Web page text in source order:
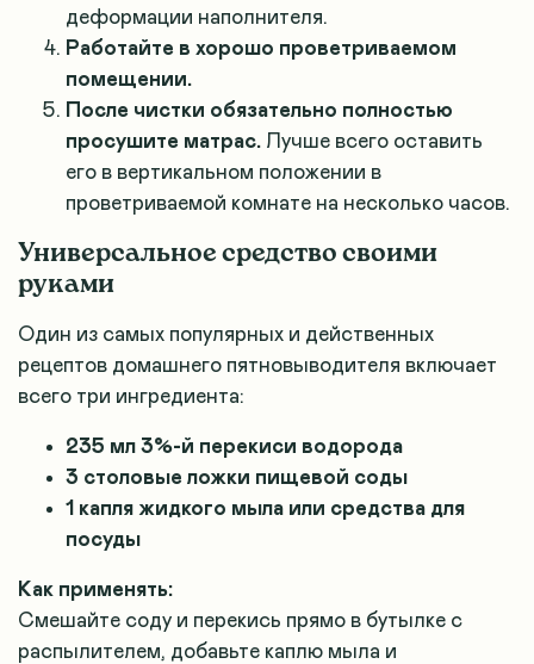
деформации наполнителя.
Работайте в хорошо проветриваемом
помещении.
После чистки обязательно полностью
просушите матрас. Лучше всего оставить
его в вертикальном положении в
проветриваемой комнате на несколько часов.
Универсальное средство своими
руками
Один из самых популярных и действенных
рецептов домашнего пятновыводителя включает
всего три ингредиента:
235 мл 3%-й перекиси водорода
3 столовые ложки пищевой соды
1 капля жидкого мыла или средства для
посуды
Как применять:
Смешайте соду и перекись прямо в бутылке с
распылителем, добавьте каплю мыла и